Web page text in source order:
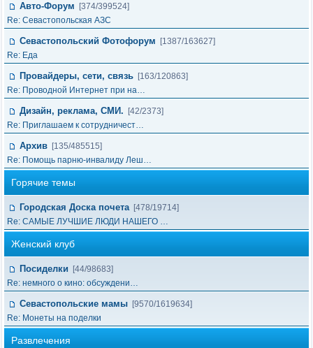
Авто-Форум
[374/399524]
Re: Севастопольская АЗС
Севастопольский Фотофорум
[1387/163627]
Re: Еда
Провайдеры, сети, связь [163/120863]
Re: Проводной Интернет при на…
Дизайн, реклама, СМИ.
[42/2373]
Re: Приглашаем к сотрудничест…
Архив [135/485515]
Re: Помощь парню-инвалиду Леш…
Горячие темы
Городская Доска почета [478/19714]
Re: САМЫЕ ЛУЧШИЕ ЛЮДИ НАШЕГО …
Женский клуб
Посиделки
[44/98683]
Re: немного о кино: обсуждени…
Севастопольские мамы [9570/1619634]
Re: Монеты на поделки
Развлечения